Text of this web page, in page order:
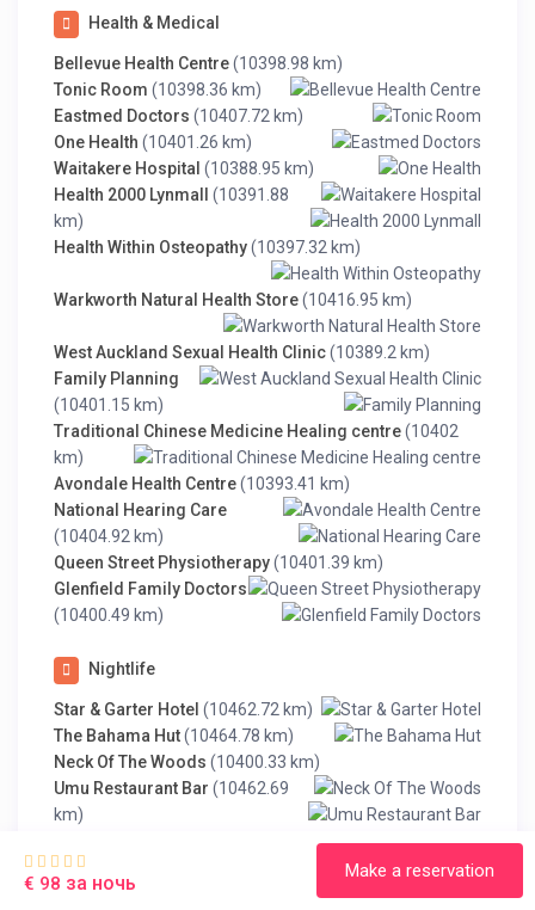
Health & Medical
Bellevue Health Centre(10398.98 km)
Tonic Room (10398.36 km)
Eastmed Doctors (10407.72 km)
One Health (10401.26 km)
Waitakere Hospital (10388.95 km)
Health 2000 Lynmall
(10391.88
km)
Health Within Osteopathy(10397.32 km)
Warkworth Natural Health Store(10416.95 km)
West Auckland Sexual Health Clinic(10389.2 km)
Family Planning
(10401.15 km)
Traditional Chinese Medicine Healing centre(10402
km)
Avondale Health Centre(10393.41 km)
National Hearing Care
(10404.92 km)
Queen Street Physiotherapy(10401.39 km)
Glenfield Family Doctors
(10400.49 km)
Nightlife
Star & Garter Hotel (10462.72 km)
The Bahama Hut(10464.78 km)
Neck Of The Woods (10400.33 km)
Umu Restaurant Bar (10462.69
km)
(10462.7 km)
Stoked Restaurant and Bar
(10475.16 km)
€ 98 за ночь
Make a reservation